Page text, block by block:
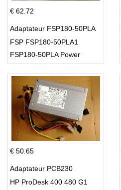
€ 62.72
Adaptateur FSP180-50PLA
FSP FSP180-50PLA1
FSP180-50PLA Power
€ 50.65
Adaptateur PCB230
HP ProDesk 400 480 G1